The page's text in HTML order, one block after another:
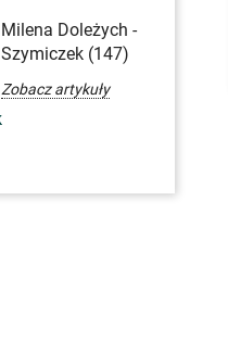
Milena Doleżych -
Szymiczek (147)
Zobacz artykuły